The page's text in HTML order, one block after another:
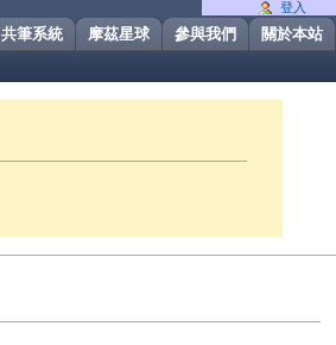
關於本站
參與我們
摩茲星球
共筆系統
登入